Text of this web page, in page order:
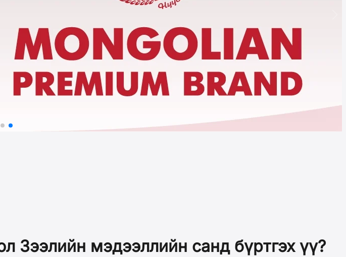
Зээлийн мэдээллийн санд бүртгэх үү?